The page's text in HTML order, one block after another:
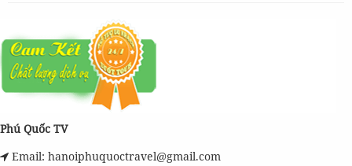
Phú Quốc TV
Email: hanoiphuquoctravel@gmail.com